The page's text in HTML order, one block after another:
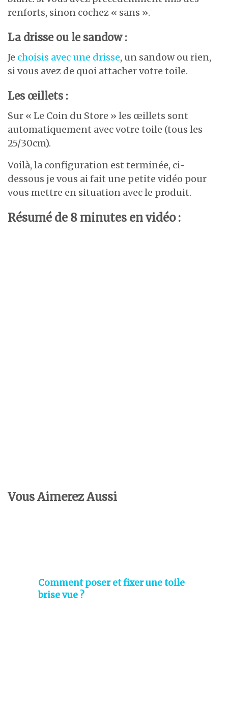
renforts, sinon cochez « sans ».
La drisse ou le sandow :
Je choisis avec une drisse, un sandow ou rien,
si vous avez de quoi attacher votre toile.
Les œillets :
Sur « Le Coin du Store » les œillets sont
automatiquement avec votre toile (tous les
25/30cm).
Voilà, la configuration est terminée, ci-
dessous je vous ai fait une petite vidéo pour
vous mettre en situation avec le produit.
Résumé de 8 minutes en vidéo :
Vous Aimerez Aussi
Comment poser et fixer une toile
brise vue ?